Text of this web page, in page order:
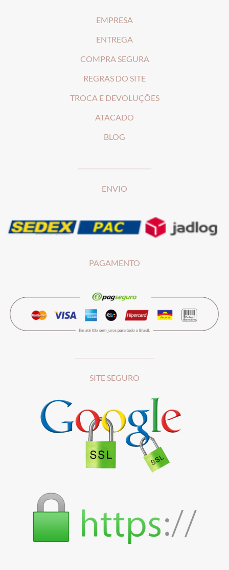
EMPRESA
ENTREGA
COMPRA SEGURA
REGRAS DO SITE
TROCA E DEVOLUÇÕES
ATACADO
BLOG
ENVIO
PAGAMENTO
SITE SEGURO